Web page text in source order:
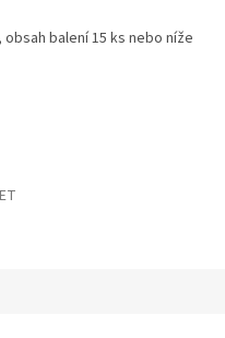
balení 15 ks nebo níže